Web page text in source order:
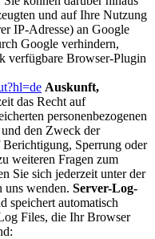
und auf Ihre Nutzung
IP-Adresse) an Google
Google verhindern,
verfügbare Browser-Plugin
Auskunft,
das Recht auf
personenbezogenen
den Zweck der
Sperrung oder
weiteren Fragen zum
Sie sich jederzeit unter der
uns wenden. Server-Log-
speichert automatisch
Files, die Ihr Browser